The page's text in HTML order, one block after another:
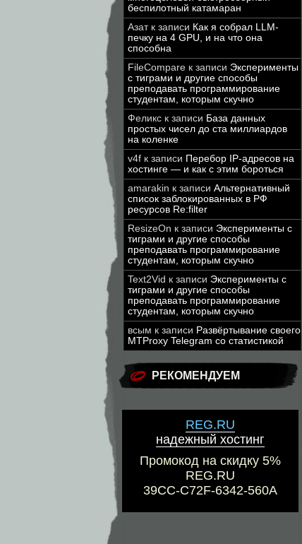
беспилотный катамаран
Азатк записи Как я собрал LLM-
печку на 4 GPU, и на что она
способна
FileCompare к записи Эксперименты
с тиграми и другие способы
преподавать программирование
студентам, которым скучно
Феликс к записи База данных
простых чисел до ста миллиардов
на коленке
v4f к записи Перебор IP-адресов на
хостинге — и как с этим бороться
amarakin к записи Альтернативный
список заблокированных в РФ
ресурсов Re:filter
ResizeOn к записи Эксперименты с
тиграми и другие способы
преподавать программирование
студентам, которым скучно
Text2Vid к записи Эксперименты с
тиграми и другие способы
преподавать программирование
студентам, которым скучно
всым к записи Развёртывание своего
MTProxy Telegram со статистикой
РЕКОМЕНДУЕМ
REG.RU
надежный хостинг
Промокод на скидку 5%
REG.RU
39CC-C72F-6342-560A